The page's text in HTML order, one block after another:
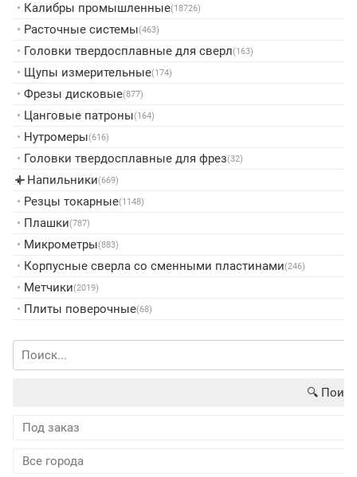
• Калибры промышленные(18726)
• Расточные системы(463)
• Головки твердосплавные для сверл(163)
• Щупы измерительные(174)
• Фрезы дисковые(877)
• Цанговые патроны(164)
• Нутромеры(616)
• Головки твердосплавные для фрез(32)
▸ Напильники(669)
• Резцы токарные(1148)
• Плашки(787)
• Микрометры(883)
• Корпусные сверла со сменными пластинами(246)
• Метчики(2019)
• Плиты поверочные(68)
🔍︎ Поиск